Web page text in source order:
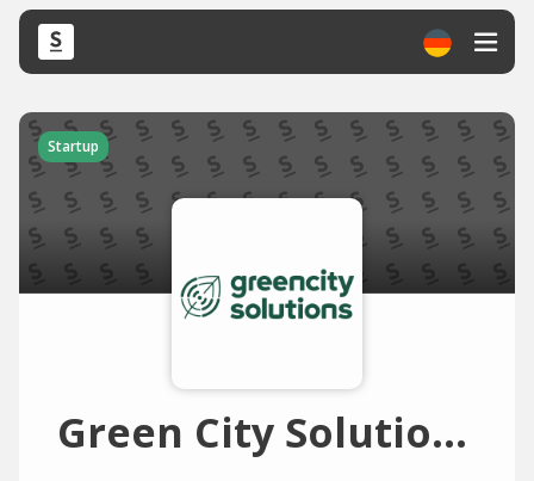
Startup
Green City Solutions